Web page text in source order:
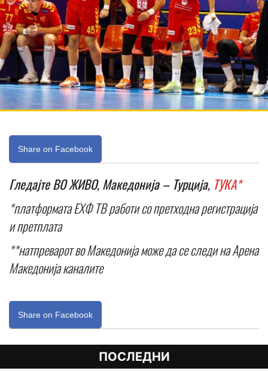
Share on Facebook
Гледајте ВО ЖИВО, Македонија – Турција, ТУКА*
*платформата ЕХФ ТВ работи со претходна регистрација
и претплата
**натпреварот во Македонија може да се следи на Арена
Македонија каналите
Share on Facebook
ПОСЛЕДНИ